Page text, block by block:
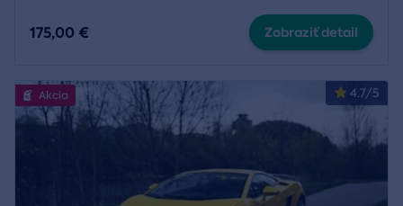
175,00 € Zobraziť detail
4.7/5
Akcia